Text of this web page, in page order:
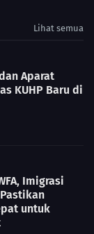
Lihat semua
Aparat
KUHP Baru di
Imigrasi
untuk